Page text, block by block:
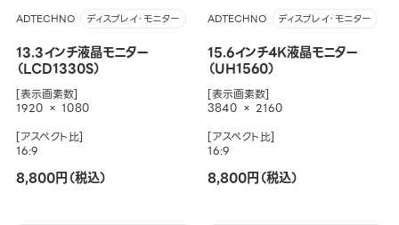
ADTECHNO ディスプレイ・モニター
13.3インチ液晶モニター
（LCD1330S）
[表示画素数]
1920 × 1080
[アスペクト比]
16:9
8,800円（税込）
ADTECHNO ディスプレイ・モニター
15.6インチ4K液晶モニター
（UH1560）
[表示画素数]
3840 × 2160
[アスペクト比]
16:9
8,800円（税込）